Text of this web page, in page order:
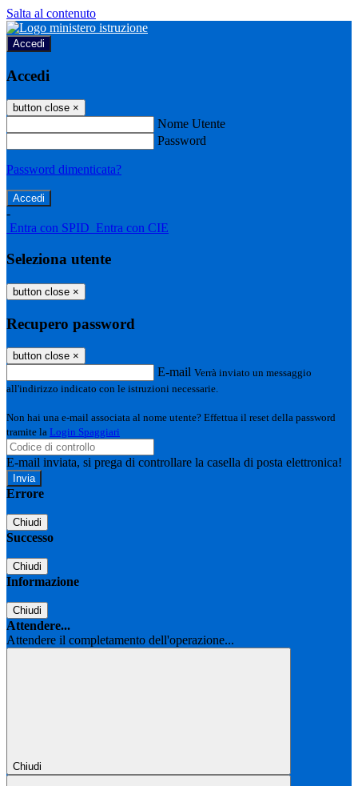
Salta al contenuto
Accedi
Accedi
button close ×
Nome Utente
Password
Password dimenticata?
-
Entra con SPID Entra con CIE
Seleziona utente
button close ×
Recupero password
button close ×
E-mail Verrà inviato un messaggio
all'indirizzo indicato con le istruzioni necessarie.
Non hai una e-mail associata al nome utente? Effettua il reset della password
tramite la Login Spaggiari
E-mail inviata, si prega di controllare la casella di posta elettronica!
Errore
Chiudi
Successo
Chiudi
Informazione
Chiudi
Attendere...
Attendere il completamento dell'operazione...
Chiudi